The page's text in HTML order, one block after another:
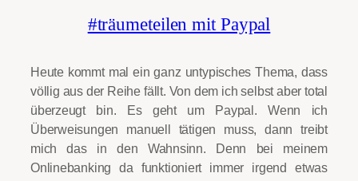
#träumeteilen mit Paypal
Heute kommt mal ein ganz untypisches Thema, dass
völlig aus der Reihe fällt. Von dem ich selbst aber total
überzeugt bin. Es geht um Paypal. Wenn ich
Überweisungen manuell tätigen muss, dann treibt
mich das in den Wahnsinn. Denn bei meinem
Onlinebanking da funktioniert immer irgend etwas